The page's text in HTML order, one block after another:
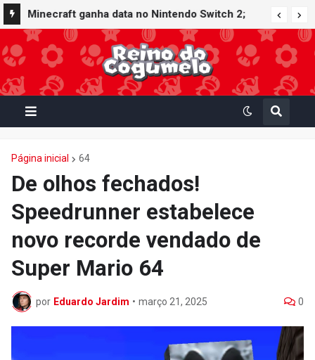
Minecraft ganha data no Nintendo Switch 2;
Super Mario Mash-Up receberá atualização
gráfica exclusiva
Página inicial 64
De olhos fechados!
Speedrunner estabelece
novo recorde vendado de
Super Mario 64
por Eduardo Jardim • março 21, 2025 0